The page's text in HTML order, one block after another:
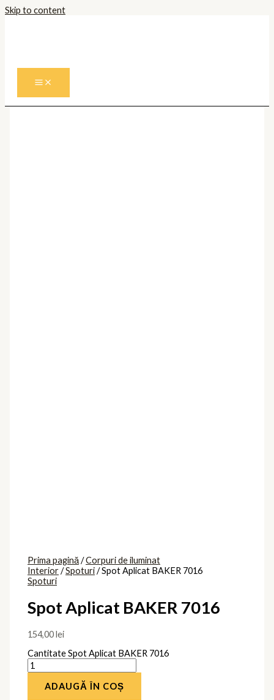
Skip to content
Prima pagină/Corpuri de iluminat
Interior/Spoturi/ Spot Aplicat BAKER 7016
Spoturi
Spot Aplicat BAKER 7016
154,00lei
Cantitate Spot Aplicat BAKER 7016
ADAUGĂ ÎN COȘ